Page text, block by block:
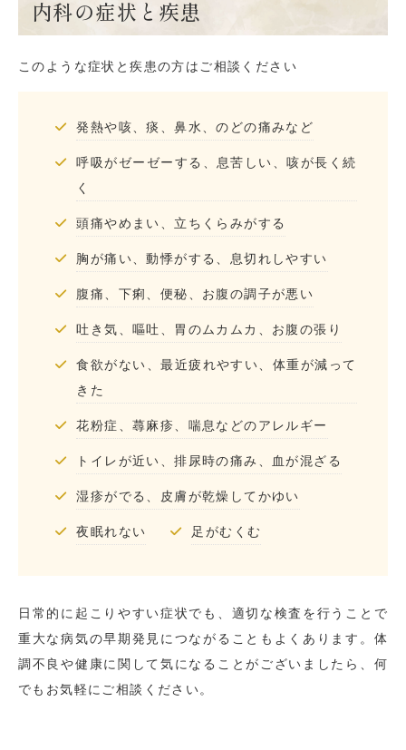
内科の症状と疾患
このような症状と疾患の方はご相談ください
発熱や咳、痰、鼻水、のどの痛みなど
呼吸がゼーゼーする、息苦しい、咳が長く続
く
頭痛やめまい、立ちくらみがする
胸が痛い、動悸がする、息切れしやすい
腹痛、下痢、便秘、お腹の調子が悪い
吐き気、嘔吐、胃のムカムカ、お腹の張り
食欲がない、最近疲れやすい、体重が減って
きた
花粉症、蕁麻疹、喘息などのアレルギー
トイレが近い、排尿時の痛み、血が混ざる
湿疹がでる、皮膚が乾燥してかゆい
夜眠れない 足がむくむ
日常的に起こりやすい症状でも、適切な検査を行うことで
重大な病気の早期発見につながることもよくあります。体
調不良や健康に関して気になることがございましたら、何
でもお気軽にご相談ください。